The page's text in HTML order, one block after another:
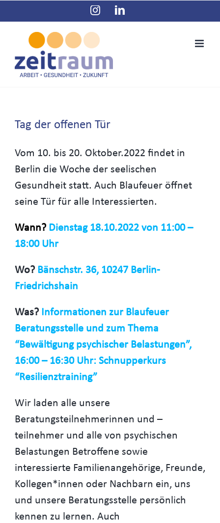
Inhalt
springen
InstagramLinkedIn
Tag der offenen Tür
Vom 10. bis 20. Oktober.2022 findet in
Berlin die Woche der seelischen
Gesundheit statt. Auch Blaufeuer öffnet
seine Tür für alle Interessierten.
Wann? Dienstag 18.10.2022 von 11:00 –
18:00 Uhr
Wo? Bänschstr. 36, 10247 Berlin-
Friedrichshain
Was? Informationen zur Blaufeuer
Beratungsstelle und zum Thema
“Bewältigung psychischer Belastungen”,
16:00 – 16:30 Uhr: Schnupperkurs
“Resilienztraining”
Wir laden alle unsere
Beratungsteilnehmerinnen und –
teilnehmer und alle von psychischen
Belastungen Betroffene sowie
interessierte Familienangehörige, Freunde,
Kollegen*innen oder Nachbarn ein, uns
und unsere Beratungsstelle persönlich
kennen zu lernen. Auch